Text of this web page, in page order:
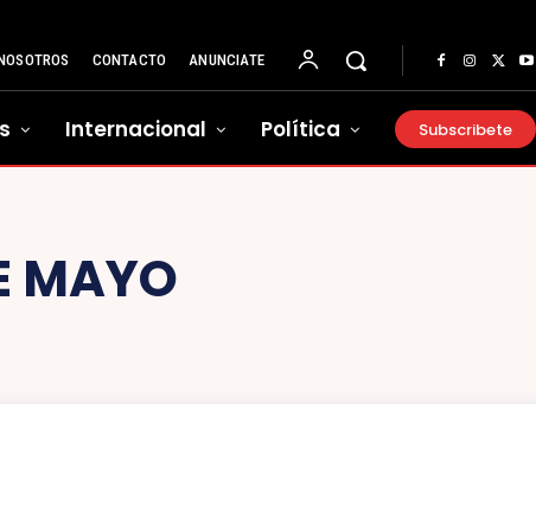
CONTACTO ANUNCIATE
Internacional Política Subscribete
MAYO